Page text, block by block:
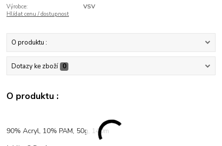
Výrobce:
VSV
Hlídat cenu / dostupnost
O produktu :
Dotazy ke zboží 0
O produktu :
90% Acryl, 10% PAM, 50g, 140m